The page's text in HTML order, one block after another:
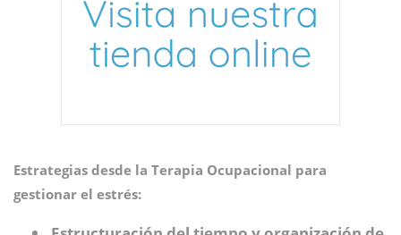
Estrategias desde la Terapia Ocupacional para
gestionar el estrés: